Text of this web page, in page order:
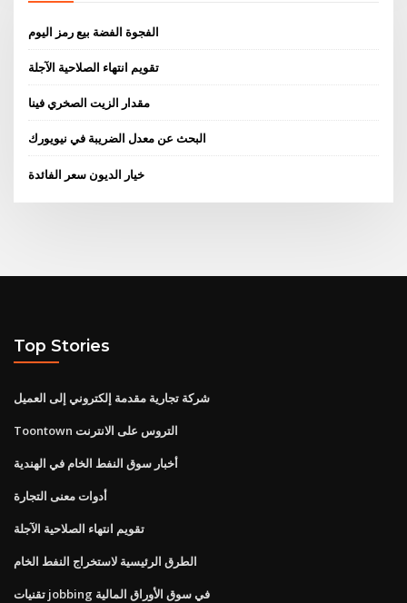
الفجوة الفضة بيع رمز اليوم
تقويم انتهاء الصلاحية الآجلة
مقدار الزيت الصخري فينا
البحث عن معدل الضريبة في نيويورك
خيار الديون سعر الفائدة
Top Stories
شركة تجارية مقدمة إلكتروني إلى العميل
Toontown التروس على الانترنت
أخبار سوق النفط الخام في الهندية
أدوات معنى التجارة
تقويم انتهاء الصلاحية الآجلة
الطرق الرئيسية لاستخراج النفط الخام
تقنيات jobbing في سوق الأوراق المالية